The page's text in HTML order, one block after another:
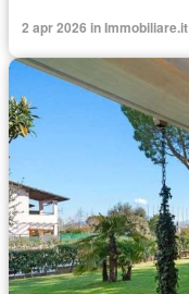
2 apr 2026 in Immobiliare.it